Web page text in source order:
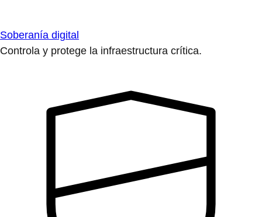
Soberanía digital
Controla y protege la infraestructura crítica.